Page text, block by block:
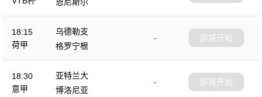
18:15
荷甲
乌德勒支
-
格罗宁根
即将开始
18:30
意甲
亚特兰大
-
博洛尼亚
即将开始